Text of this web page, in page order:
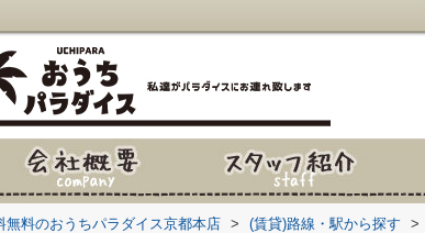
料のおうちパラダイス京都本店 > (賃貸)路線・駅から探す >